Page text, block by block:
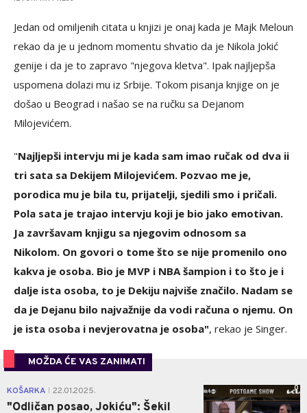
Jedan od omiljenih citata u knjizi je onaj kada je Majk Meloun
rekao da je u jednom momentu shvatio da je Nikola Jokić
genije i da je to zapravo "njegova kletva". Ipak najljepša
uspomena dolazi mu iz Srbije. Tokom pisanja knjige on je
došao u Beograd i našao se na ručku sa Dejanom
Milojevićem.
"Najljepši intervju mi je kada sam imao ručak od dva ii
tri sata sa Dekijem Milojevićem. Pozvao me je,
porodica mu je bila tu, prijatelji, sjedili smo i pričali.
Pola sata je trajao intervju koji je bio jako emotivan.
Ja završavam knjigu sa njegovim odnosom sa
Nikolom. On govori o tome što se nije promenilo ono
kakva je osoba. Bio je MVP i NBA šampion i to što je i
dalje ista osoba, to je Dekiju najviše značilo. Nadam se
da je Dejanu bilo najvažnije da vodi računa o njemu. On
je ista osoba i nevjerovatna je osoba", rekao je Singer.
MOŽDA ĆE VAS ZANIMATI
KOŠARKA 22.01.2025.
"Odličan posao, Jokiću": Šekil
0